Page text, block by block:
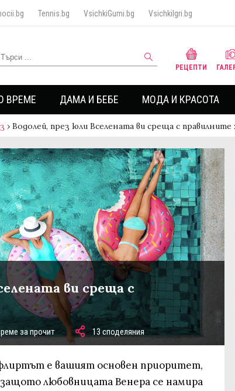
Tennis.bg VsichkiGumi.bg VsichkiIgri.bg
РЕЦЕПТИ
ВРЕМЕ ДАМА И БЕБЕ МОДА И КРАСОТА
› Водолей, през юли Вселената ви среща с правилните
ви среща с
за прочит 13 споделяния
е вашият основен приоритет,
защото любовницата Венера се намира